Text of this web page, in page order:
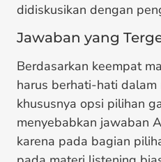
didiskusikan dengan
Jawaban yang
Berdasarkan keempat
harus berhati-hati
khususnya opsi pilihan
menyebabkan jawaban
karena pada bagian